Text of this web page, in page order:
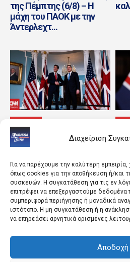
Διαχείριση
Για να παρέχουμε την καλύτερη
όπως cookies για την αποθήκευση ή/και
συσκευών. Η συγκατάθεση για τις εν
επιτρέψει να επεξεργαστούμε
συμπεριφορά περιήγησης ή μοναδικά
ιστότοπο. Η μη συγκατάθεση ή η
να επηρεάσει αρνητικά ορισμένες
Αποδοχή
της Πέμπτης (6/8) – Η
μάχη του ΠΑΟΚ με την
Άντερλεχτ...
ΚΟΣΜΟΣ
Η ασφάλεια Ευρώπης και
Ουκρανίας κυριάρχησαν
ΗΠΑ και...
ΚΟΣΜΟΣ